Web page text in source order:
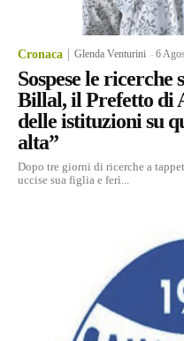
Cronaca Glenda Venturini -6
Sospese le
Billal, il Prefetto di
delle istituzioni su
alta”
Dopo tre giorni di ricerche a
uccise sua figlia e ferì...